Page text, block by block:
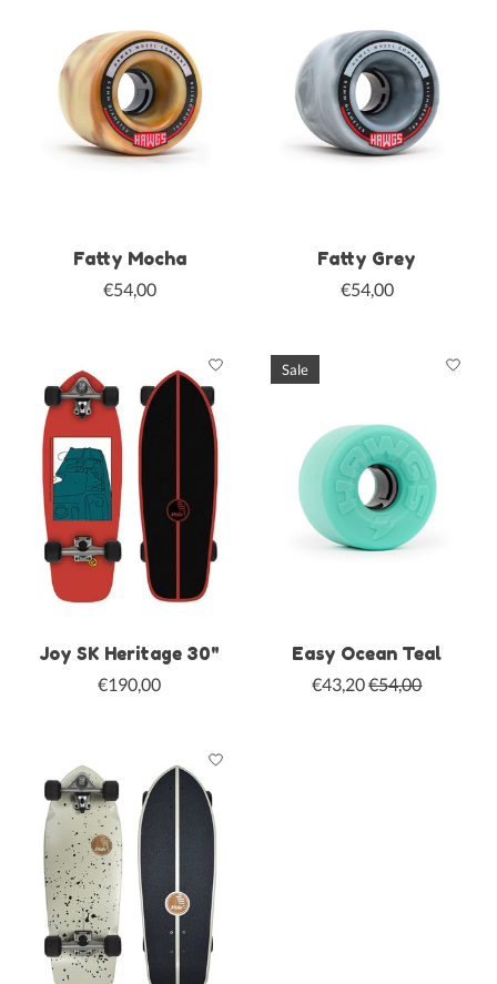
Fatty Mocha
€54,00
Fatty Grey
€54,00
Joy SK Heritage 30"
€190,00
Sale
Easy Ocean Teal
€43,20€54,00